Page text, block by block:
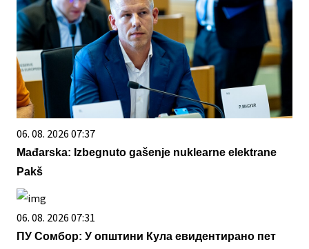
06. 08. 2026 07:37
Mađarska: Izbegnuto gašenje nuklearne elektrane
Pakš
06. 08. 2026 07:31
ПУ Сомбор: У општини Кула евидентирано пет